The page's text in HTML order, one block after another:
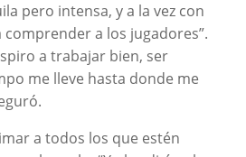
pero intensa, y a la vez con
a los jugadores”.
a trabajar bien, ser
me lleve hasta donde me
a todos los que estén